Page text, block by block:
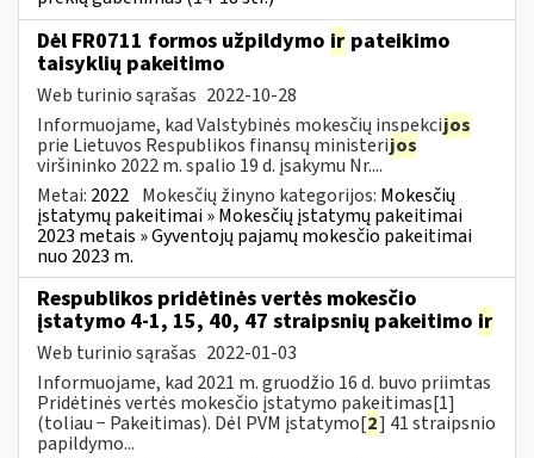
Dėl FR0711 formos užpildymo ir pateikimo
taisyklių pakeitimo
Web turinio sąrašas 2022-10-28
Informuojame, kad Valstybinės mokesčių inspekcijos
prie Lietuvos Respublikos finansų ministerijos
viršininko 2022 m. spalio 19 d. įsakymu Nr....
Metai: 2022 Mokesčių žinyno kategorijos: Mokesčių
įstatymų pakeitimai » Mokesčių įstatymų pakeitimai
2023 metais » Gyventojų pajamų mokesčio pakeitimai
nuo 2023 m.
Respublikos pridėtinės vertės mokesčio
įstatymo 4-1, 15, 40, 47 straipsnių pakeitimo ir
Web turinio sąrašas 2022-01-03
Informuojame, kad 2021 m. gruodžio 16 d. buvo priimtas
Pridėtinės vertės mokesčio įstatymo pakeitimas[1]
(toliau − Pakeitimas). Dėl PVM įstatymo[2] 41 straipsnio
papildymo...